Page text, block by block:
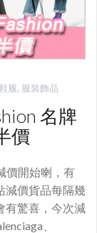
履, 服裝飾品
名牌
價
價開始喇，有
減價貨品每隔幾
有驚喜，今次減
、